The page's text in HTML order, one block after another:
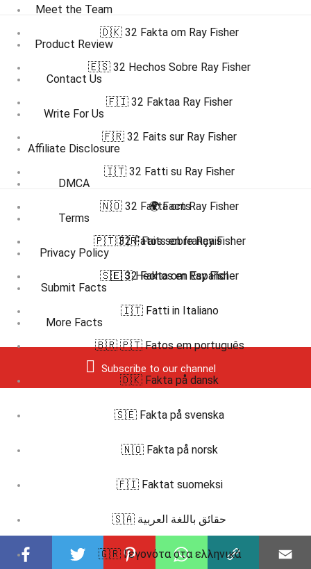
Meet the Team
Product Review
Contact Us
Write For Us
Affiliate Disclosure
DMCA
Terms
Privacy Policy
Submit Facts
More Facts
Subscribe to our channel
🇩🇰 32 Fakta om Ray Fisher
🇪🇸 32 Hechos Sobre Ray Fisher
🇫🇮 32 Faktaa Ray Fisher
🇫🇷 32 Faits sur Ray Fisher
🇮🇹 32 Fatti su Ray Fisher
🇳🇴 32 Fakta om Ray Fisher
🇵🇹 32 Fatos sobre Ray Fisher
🇸🇪 32 Fakta om Ray Fisher
🌍 Facts
🇫🇷 Faits en français
🇪🇸 Hechos en Español
🇮🇹 Fatti in Italiano
🇧🇷 🇵🇹 Fatos em português
🇩🇰 Fakta på dansk
🇸🇪 Fakta på svenska
🇳🇴 Fakta på norsk
🇫🇮 Faktat suomeksi
🇸🇦 حقائق باللغة العربية
🇬🇷 Γεγονότα στα ελληνικά